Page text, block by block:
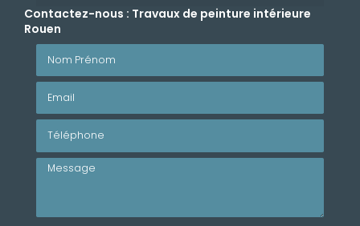
Contactez-nous : Travaux de peinture intérieure
Rouen
Nom Prénom
Message